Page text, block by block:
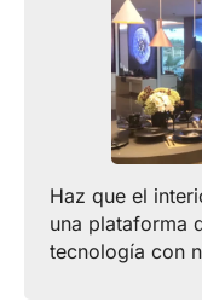
Haz que el
una plataforma
tecnología con